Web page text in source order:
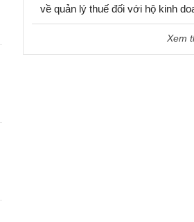
về quản lý thuế đối với hộ kinh
Xem